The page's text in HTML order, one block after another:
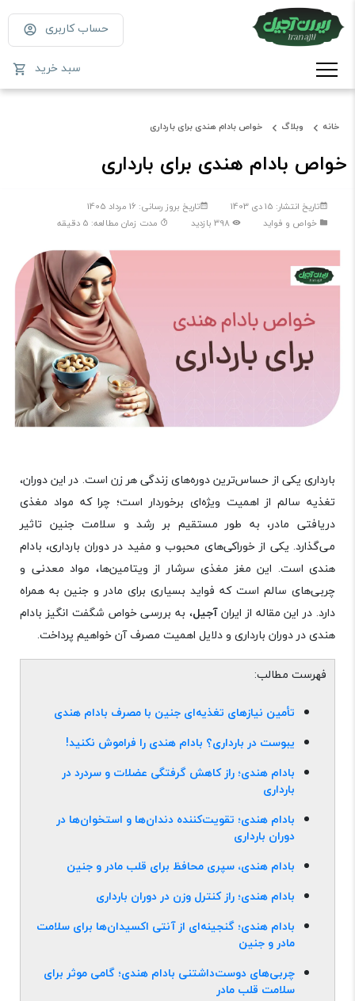
حساب کاربری
سبد خرید
خانه وبلاگ خواص بادام هندی برای بارداری
خواص بادام هندی برای بارداری
تاریخ انتشار: 15 دی 1403
تاریخ بروز رسانی: 16 مرداد 1405
خواص و فواید
مدت زمان مطالعه: 5 دقیقه
بارداری یکی از حساس‌ترین دوره‌های زندگی هر زن است. در این دوران،
تغذیه سالم از اهمیت ویژه‌ای برخوردار است؛ چرا که مواد مغذی
دریافتی مادر، به طور مستقیم بر رشد و سلامت جنین تاثیر
می‌گذارد. یکی از خوراکی‌های محبوب و مفید در دوران بارداری، بادام
هندی است. این مغز مغذی سرشار از ویتامین‌ها، مواد معدنی و
چربی‌های سالم است که فواید بسیاری برای مادر و جنین به همراه
دارد. در این مقاله از ایرانآجیل، به بررسی خواص شگفت ‌انگیز بادام
هندی در دوران بارداری و دلایل اهمیت مصرف آن خواهیم پرداخت.
فهرست مطالب:
تأمین نیازهای تغذیه‌ای جنین با مصرف بادام هندی
یبوست در بارداری؟ بادام هندی را فراموش نکنید!
بادام هندی؛ راز کاهش گرفتگی عضلات و سردرد در
بارداری
بادام هندی؛ تقویت‌کننده دندان‌ها و استخوان‌ها در
دوران بارداری
بادام هندی، سپری محافظ برای قلب مادر و جنین
بادام هندی؛ راز کنترل وزن در دوران بارداری
بادام هندی؛ گنجینه‌ای از آنتی ‌اکسیدان‌ها برای سلامت
مادر و جنین
چربی‌های دوست‌داشتنی بادام هندی؛ گامی موثر برای
سلامت قلب مادر